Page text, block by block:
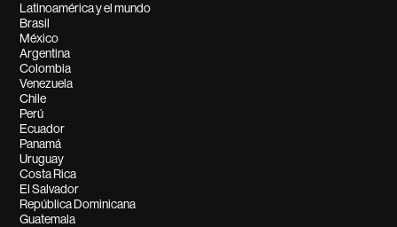
Latinoamérica y el mundo
Brasil
México
Argentina
Colombia
Venezuela
Chile
Perú
Ecuador
Panamá
Uruguay
Costa Rica
El Salvador
República Dominicana
Guatemala